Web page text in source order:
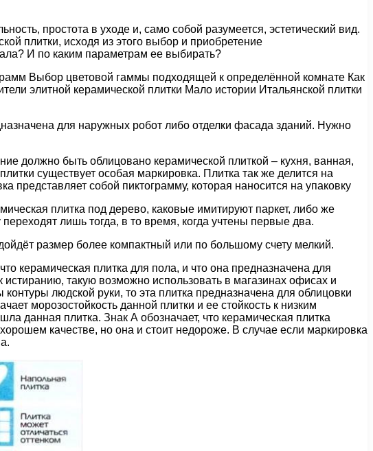
простота в уходе и, само собой разумеется, эстетический вид.
плитки, исходя из этого выбор и приобретение
И по каким параметрам ее выбирать?
Выбор цветовой гаммы подходящей к определённой комнате Как
элитной керамической плитки Мало истории Итальянской плитки
для наружных робот либо отделки фасада зданий. Нужно
должно быть облицовано керамической плиткой – кухня, ванная,
существует особая маркировка. Плитка так же делится на
представляет собой пиктограмму, которая наносится на упаковку
плитка под дерево, каковые имитируют паркет, либо же
лишь тогда, в то время, когда учтены первые два.
размер более компактный или по большому счету мелкий.
керамическая плитка для пола, и что она предназначена для
такую возможно использовать в магазинах офисах и
людской руки, то эта плитка предназначена для облицовки
морозостойкость данной плитки и ее стойкость к низким
данная плитка. Знак А обозначает, что керамическая плитка
качестве, но она и стоит недороже. В случае если маркировка